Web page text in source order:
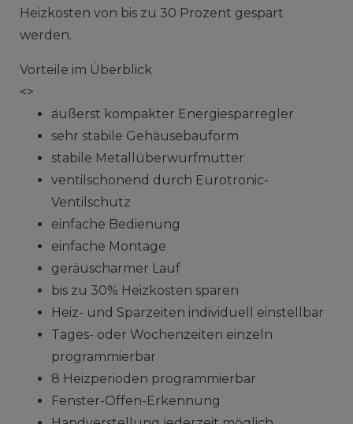
Heizkosten von bis zu 30 Prozent gespart
werden.
Vorteile im Überblick
<>
äußerst kompakter Energiesparregler
sehr stabile Gehäusebauform
stabile Metallüberwurfmutter
ventilschonend durch Eurotronic-
Ventilschutz
einfache Bedienung
einfache Montage
geräuscharmer Lauf
bis zu 30% Heizkosten sparen
Heiz- und Sparzeiten individuell einstellbar
Tages- oder Wochenzeiten einzeln
programmierbar
8 Heizperioden programmierbar
Fenster-Offen-Erkennung